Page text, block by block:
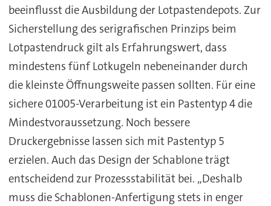
beeinflusst die Ausbildung der Lotpastendepots. Zur
Sicherstellung des serigrafischen Prinzips beim
Lotpastendruck gilt als Erfahrungswert, dass
mindestens fünf Lotkugeln nebeneinander durch
die kleinste Öffnungsweite passen sollten. Für eine
sichere 01005-Verarbeitung ist ein Pastentyp 4 die
Mindestvoraussetzung. Noch bessere
Druckergebnisse lassen sich mit Pastentyp 5
erzielen. Auch das Design der Schablone trägt
entscheidend zur Prozessstabilität bei. „Deshalb
muss die Schablonen-Anfertigung stets in enger